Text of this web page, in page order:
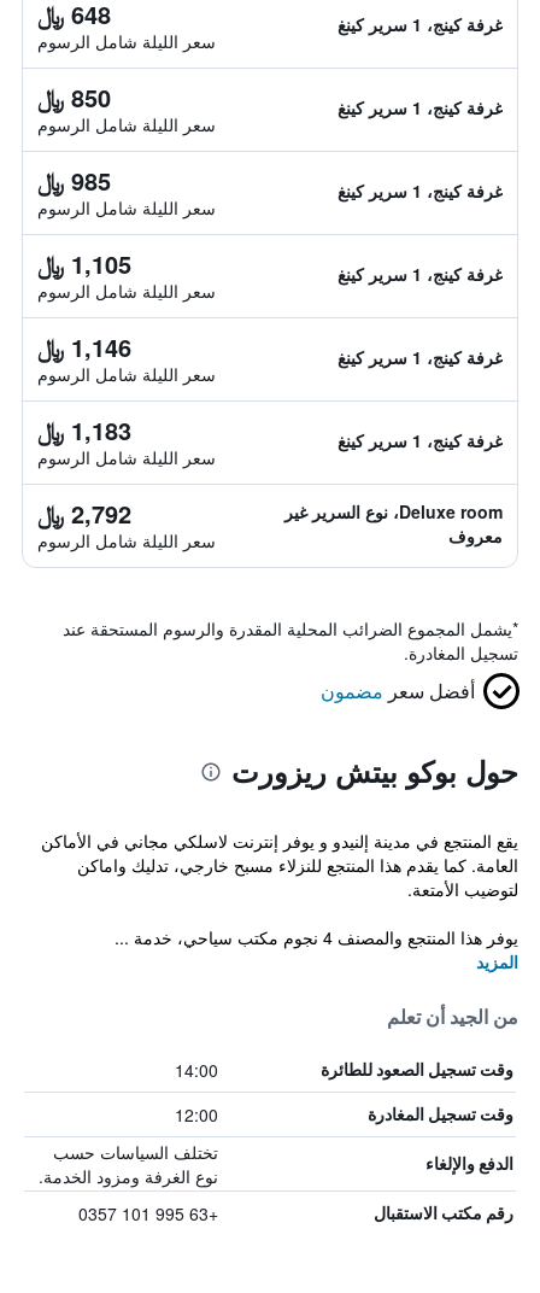
غرفة كينج، 1 سرير كينغ 648 ﷼
سعر الليلة شامل الرسوم
غرفة كينج، 1 سرير كينغ 850 ﷼
سعر الليلة شامل الرسوم
غرفة كينج، 1 سرير كينغ 985 ﷼
سعر الليلة شامل الرسوم
غرفة كينج، 1 سرير كينغ 1,105 ﷼
سعر الليلة شامل الرسوم
غرفة كينج، 1 سرير كينغ 1,146 ﷼
سعر الليلة شامل الرسوم
غرفة كينج، 1 سرير كينغ 1,183 ﷼
سعر الليلة شامل الرسوم
Deluxe room، نوع السرير غير
معروف
2,792 ﷼
سعر الليلة شامل الرسوم
*يشمل المجموع الضرائب المحلية المقدرة والرسوم المستحقة عند
تسجيل المغادرة.
أفضل سعر مضمون
حول بوكو بيتش ريزورت
يقع المنتجع في مدينة إلنيدو و يوفر إنترنت لاسلكي مجاني في الأماكن
العامة. كما يقدم هذا المنتجع للنزلاء مسبح خارجي، تدليك واماكن
لتوضيب الأمتعة.
يوفر هذا المنتجع والمصنف 4 نجوم مكتب سياحي، خدمة ...
المزيد
من الجيد أن تعلم
وقت تسجيل الصعود للطائرة 14:00
وقت تسجيل المغادرة 12:00
الدفع والإلغاء
تختلف السياسات حسب
نوع الغرفة ومزود الخدمة.
رقم مكتب الاستقبال +63 995 101 0357